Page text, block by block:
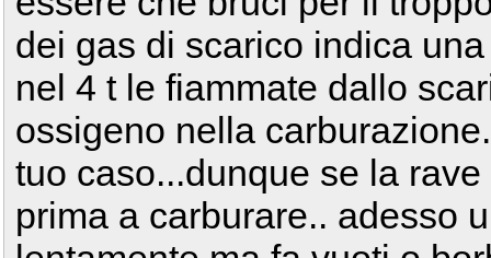
dei gas di scarico indica
nel 4 t le fiammate dallo
ossigeno nella
tuo caso...dunque se la
prima a carburare.. adesso